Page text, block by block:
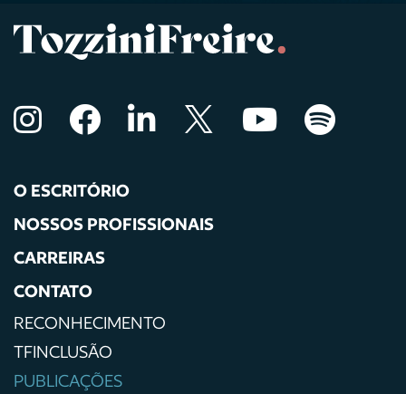
O ESCRITÓRIO
NOSSOS PROFISSIONAIS
CARREIRAS
CONTATO
RECONHECIMENTO
TFINCLUSÃO
PUBLICAÇÕES